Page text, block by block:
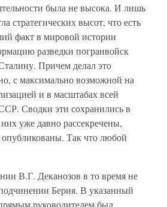
была не высока. И лишь
стратегических высот, что есть
факт в мировой истории
разведки погранвойск
Причем делал это
с максимально возможной на
и в масштабах всей
Сводки эти сохранились в
уже давно рассекречены,
Так что любой
В.Г. Деканозов в то время не
Берия. В указанный
руководителем был